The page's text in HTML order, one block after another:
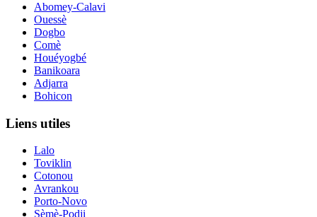
Abomey-Calavi
Ouessè
Dogbo
Comè
Houéyogbé
Banikoara
Adjarra
Bohicon
Liens utiles
Lalo
Toviklin
Cotonou
Avrankou
Porto-Novo
Sèmè-Podji